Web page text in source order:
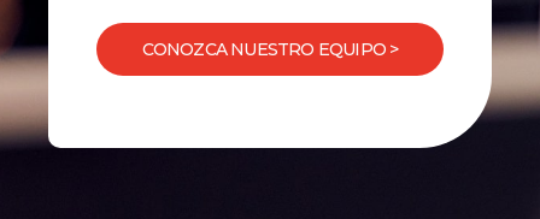
CONOZCA NUESTRO EQUIPO >